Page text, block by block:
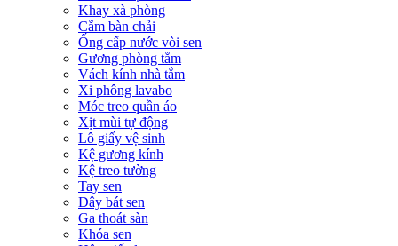
Khay xà phòng
Cắm bàn chải
Ống cấp nước vòi sen
Gương phòng tắm
Vách kính nhà tắm
Xi phông lavabo
Móc treo quần áo
Xịt mùi tự động
Lô giấy vệ sinh
Kệ gương kính
Kệ treo tường
Tay sen
Dây bát sen
Ga thoát sàn
Khóa sen